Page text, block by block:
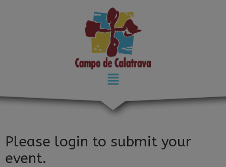
Please login to submit your
event.